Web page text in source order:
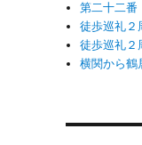
第二十二
徒歩巡礼２
徒歩巡礼２
横関から鶴